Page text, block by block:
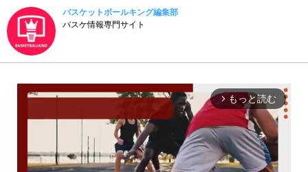
バスケットボールキング編集部
バスケ情報専門サイト
arrow_forward_ios もっと読む